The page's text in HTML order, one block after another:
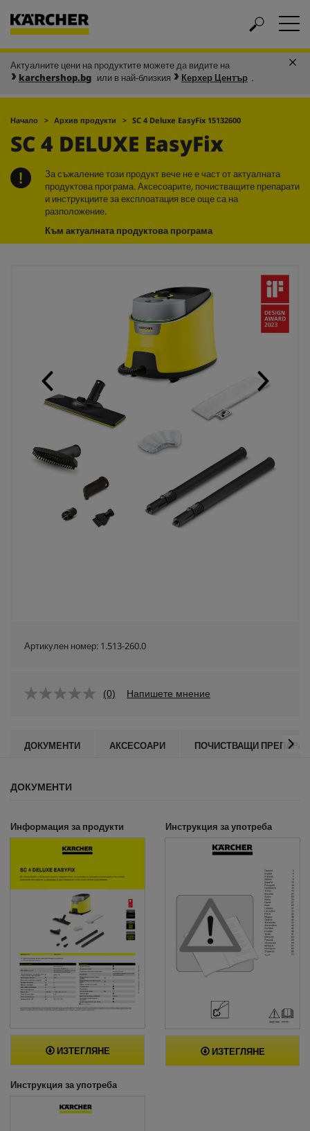
Актуалните цени на продуктите можете да видите на
karchershop.bg или в най-близкия Керхер Център .
Начало Архив продукти SC 4 Deluxe EasyFix 15132600
SC 4 DELUXE EasyFix
За съжаление този продукт вече не е част от актуалната
продуктова програма. Аксесоарите, почистващите препарати
и инструкциите за експлоатация все още са на
разположение.
Към актуалната продуктова програма
Артикулен номер: 1.513-260.0
(0) Напишете мнение
ДОКУМЕНТИ АКСЕСОАРИ ПОЧИСТВАЩИ
ДОКУМЕНТИ
Информация за продукти
ИЗТЕГЛЯНЕ
Инструкция за употреба
ИЗТЕГЛЯНЕ
Инструкция за употреба